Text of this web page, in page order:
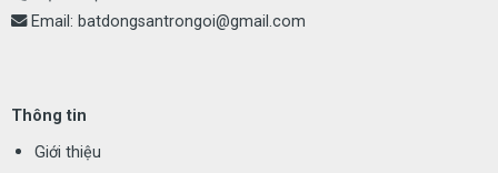
Email: batdongsantrongoi@gmail.com
Thông tin
Giới thiệu